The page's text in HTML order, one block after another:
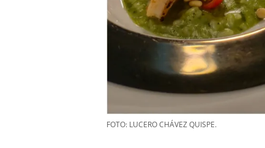
FOTO: LUCERO CHÁVEZ QUISPE.